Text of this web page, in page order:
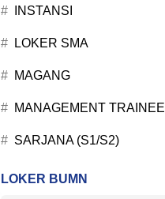
INSTANSI
LOKER SMA
MAGANG
MANAGEMENT TRAINEE
SARJANA (S1/S2)
LOKER BUMN